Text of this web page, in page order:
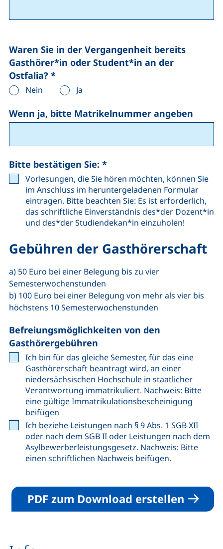
Waren Sie in der Vergangenheit bereits
Gasthörer*in oder Student*in an der
Ostfalia? *
Nein Ja
Wenn ja, bitte Matrikelnummer angeben
Bitte bestätigen Sie: *(at least one of the
Vorlesungen, die Sie hören möchten, können Sie
im Anschluss im heruntergeladenen Formular
eintragen. Bitte beachten Sie: Es ist erforderlich,
das schriftliche Einverständnis des*der Dozent*in
und des*der Studiendekan*in einzuholen!
Gebühren der Gasthörerschaft
a) 50 Euro bei einer Belegung bis zu vier
Semesterwochenstunden
b) 100 Euro bei einer Belegung von mehr als vier bis
höchstens 10 Semesterwochenstunden
Befreiungsmöglichkeiten von den
Gasthörergebühren
Ich bin für das gleiche Semester, für das eine
Gasthörerschaft beantragt wird, an einer
niedersächsischen Hochschule in staatlicher
Verantwortung immatrikuliert. Nachweis: Bitte
eine gültige Immatrikulationsbescheinigung
beifügen
Ich beziehe Leistungen nach § 9 Abs. 1 SGB XII
oder nach dem SGB II oder Leistungen nach dem
Asylbewerberleistungsgesetz. Nachweis: Bitte
einen schriftlichen Nachweis beifügen.
PDF zum Download erstellen